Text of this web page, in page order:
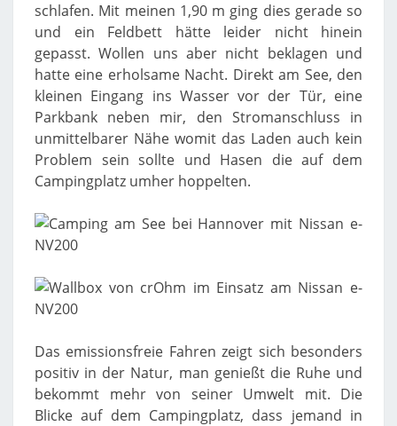
schlafen. Mit meinen 1,90 m ging dies gerade so
und ein Feldbett hätte leider nicht hinein
gepasst. Wollen uns aber nicht beklagen und
hatte eine erholsame Nacht. Direkt am See, den
kleinen Eingang ins Wasser vor der Tür, eine
Parkbank neben mir, den Stromanschluss in
unmittelbarer Nähe womit das Laden auch kein
Problem sein sollte und Hasen die auf dem
Campingplatz umher hoppelten.
Das emissionsfreie Fahren zeigt sich besonders
positiv in der Natur, man genießt die Ruhe und
bekommt mehr von seiner Umwelt mit. Die
Blicke auf dem Campingplatz, dass jemand in